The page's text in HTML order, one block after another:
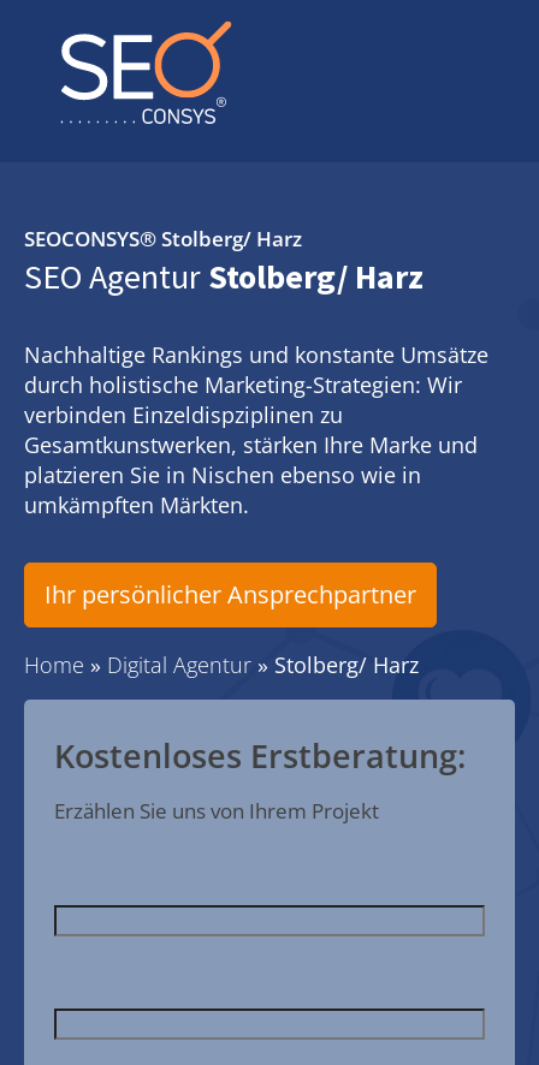
SEOCONSYS®Stolberg/ Harz
SEO AgenturStolberg/ Harz
Nachhaltige Rankings und konstante Umsätze
durch holistische Marketing-Strategien: Wir
verbinden Einzeldispziplinen zu
Gesamtkunstwerken, stärken Ihre Marke und
platzieren Sie in Nischen ebenso wie in
umkämpften Märkten.
Ihr persönlicher Ansprechpartner
Home » Digital Agentur » Stolberg/ Harz
Kostenloses Erstberatung:
Erzählen Sie uns von Ihrem Projekt